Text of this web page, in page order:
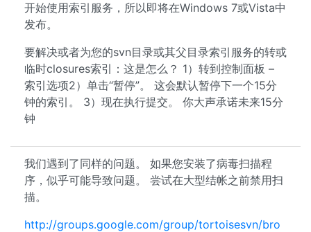
开始使用索引服务，所以即将在Windows 7或Vista中
发布。
要解决或者为您的svn目录或其父目录索引服务的转或
临时closures索引：这是怎么？ 1）转到控制面板 –
索引选项2）单击“暂停”。 这会默认暂停下一个15分
钟的索引。 3）现在执行提交。 你大声承诺未来15分
钟
我们遇到了同样的问题。 如果您安装了病毒扫描程
序，似乎可能导致问题。 尝试在大型结帐之前禁用扫
描。
http://groups.google.com/group/tortoisesvn/bro